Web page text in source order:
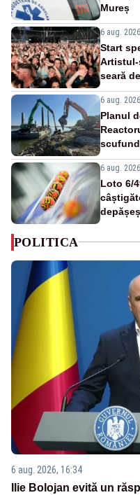
Mureș
6 aug.
Start
Artistul-
seară
6 aug.
Planul
6 aug.
Loto 6/
POLITICA
6 aug. 2026, 16:34
Ilie Bolojan evită un